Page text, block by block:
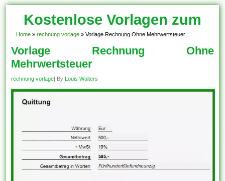
Kostenlose Vorlagen zum
Download!
Home » rechnung vorlage » Vorlage Rechnung Ohne Mehrwertsteuer
Vorlage Rechnung Ohne
Mehrwertsteuer
rechnung vorlage| By Louis Walters